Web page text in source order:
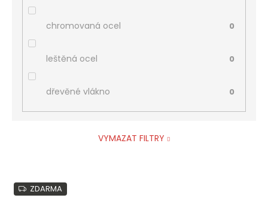
chromovaná ocel 0
leštěná ocel 0
dřevěné vlákno 0
VYMAZAT FILTRY
V
ý
ZDARMA